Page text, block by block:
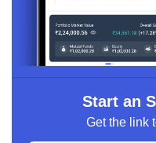
Start an
Get the link